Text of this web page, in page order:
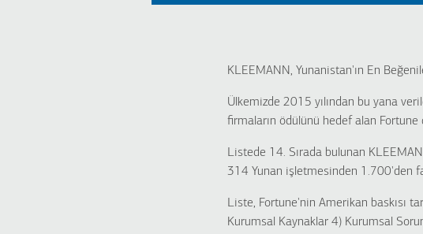
KLEEMANN, Yunanistan'ın En
Ülkemizde 2015 yılından bu yana
firmaların ödülünü hedef alan Fortune
Listede 14. Sırada bulunan
314 Yunan işletmesinden 1.700'den
Liste, Fortune'nin Amerikan baskısı
Kurumsal Kaynaklar 4) Kurumsal